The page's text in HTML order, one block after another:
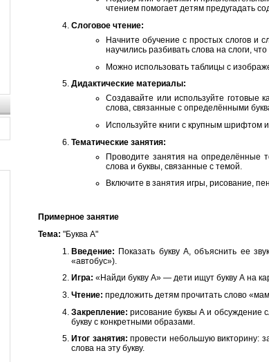
чтением помогает детям предугадать
Слоговое чтение:
Начните обучение с простых слогов и
научились разбивать слова на слоги,
Можно использовать таблицы с
Дидактические материалы:
Создавайте или используйте готовые
слова, связанные с определёнными
Используйте книги с крупным шрифтом
Тематические занятия:
Проводите занятия на определённые
слова и буквы, связанные с темой.
Включите в занятия игры, рисование,
Примерное занятие
Тема: "Буква А"
Введение: Показать букву А, объяснить ее
«автобус»).
Игра: «Найди букву А» — дети ищут букву А на
Чтение: предложить детям прочитать слово
Закрепление: рисование буквы А и обсуждение
букву с конкретными образами.
Итог занятия: провести небольшую викторину:
слова на эту букву.